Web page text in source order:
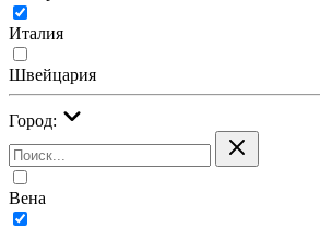
Италия
Швейцария
Город:
Вена